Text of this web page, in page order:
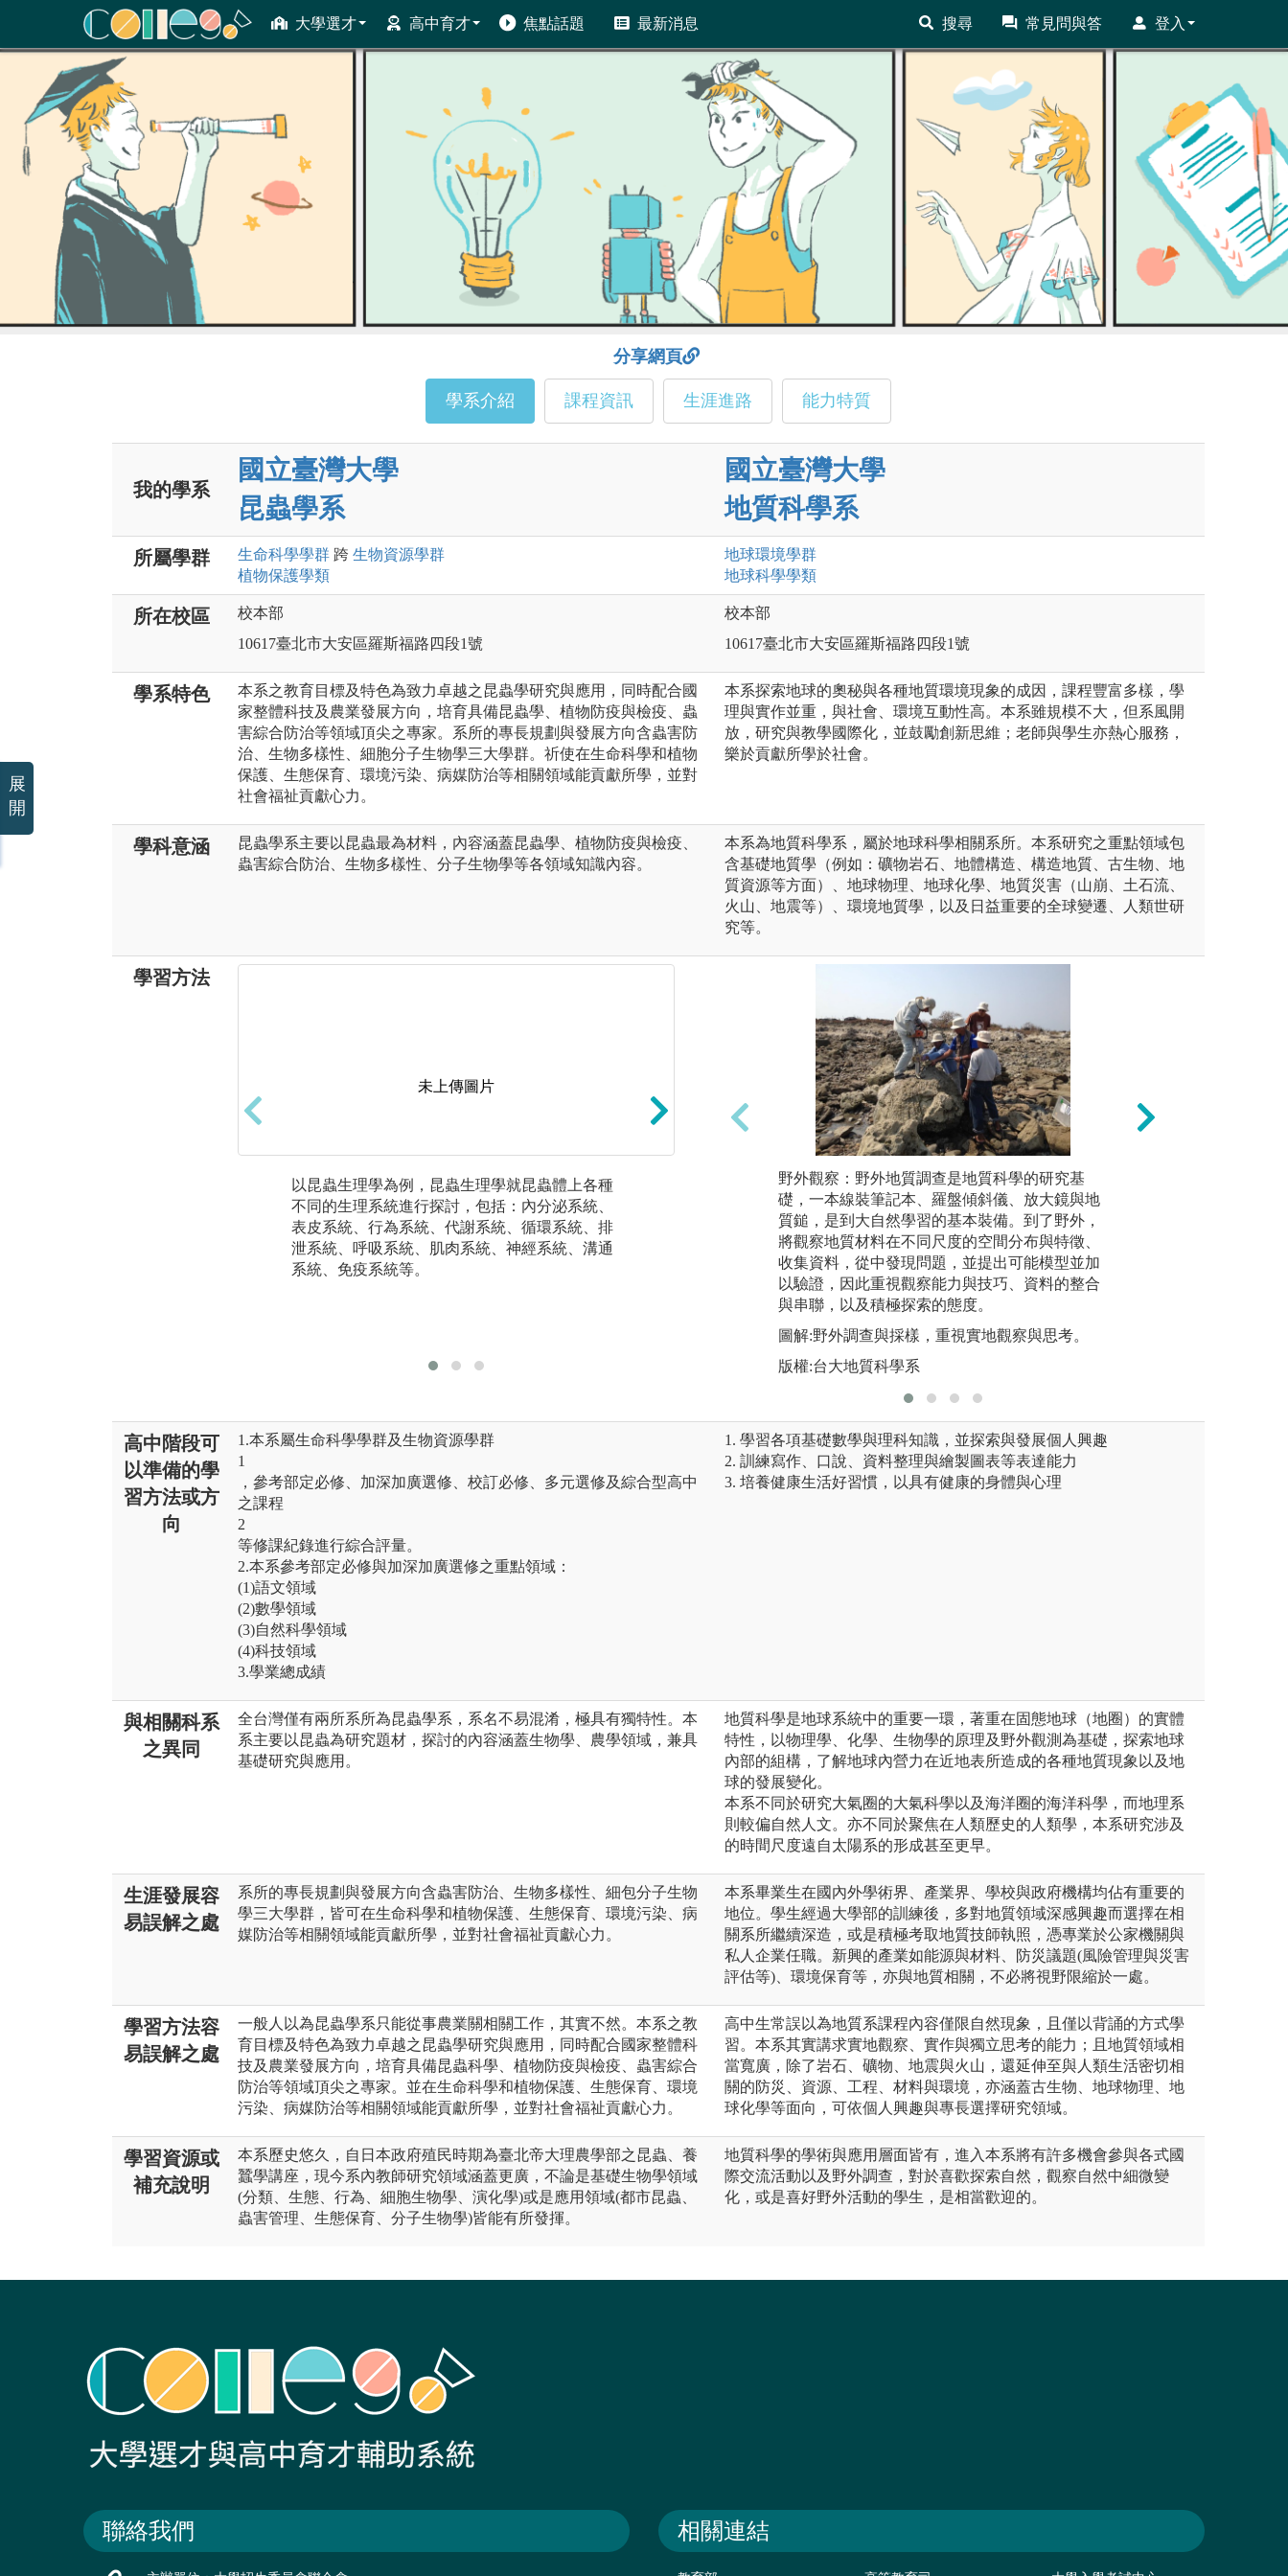
大學選才 高中育才 焦點話題 最新消息 搜尋 常見問與答 登入
ColleGo! 大學選才與高中育才輔助系統
分享網頁
學系介紹 課程資訊 生涯進路 能力特質
我的學系
國立臺灣大學
昆蟲學系
國立臺灣大學
地質科學系
所屬學群 生命科學學群 跨 生物資源學群
植物保護學類
地球環境學群
地球科學學類
所在校區
校本部
10617臺北市大安區羅斯福路四段1號
校本部
10617臺北市大安區羅斯福路四段1號
學系特色
本系之教育目標及特色為致力卓越之昆蟲學研究與應用，同時配合國
家整體科技及農業發展方向，培育具備昆蟲學、植物防疫與檢疫、蟲
害綜合防治等領域頂尖之專家。系所的專長規劃與發展方向含蟲害防
治、生物多樣性、細胞分子生物學三大學群。祈使在生命科學和植物
保護、生態保育、環境污染、病媒防治等相關領域能貢獻所學，並對
社會福祉貢獻心力。
本系探索地球的奧秘與各種地質環境現象的成因，課程豐富多樣，學
理與實作並重，與社會、環境互動性高。本系雖規模不大，但系風開
放，研究與教學國際化，並鼓勵創新思維；老師與學生亦熱心服務，
樂於貢獻所學於社會。
學科意涵
昆蟲學系主要以昆蟲最為材料，內容涵蓋昆蟲學、植物防疫與檢疫、
蟲害綜合防治、生物多樣性、分子生物學等各領域知識內容。
本系為地質科學系，屬於地球科學相關系所。本系研究之重點領域包
含基礎地質學（例如：礦物岩石、地體構造、構造地質、古生物、地
質資源等方面）、地球物理、地球化學、地質災害（山崩、土石流、
火山、地震等）、環境地質學，以及日益重要的全球變遷、人類世研
究等。
學習方法
未上傳圖片
以昆蟲生理學為例，昆蟲生理學就昆蟲體上各種
不同的生理系統進行探討，包括：內分泌系統、
表皮系統、行為系統、代謝系統、循環系統、排
泄系統、呼吸系統、肌肉系統、神經系統、溝通
系統、免疫系統等。
未上傳圖片
生態、昆蟲分類、行為、保育領域中以昆蟲分類
學為例，內容為認識各目昆蟲科級分類系統及其
形態、生態、行為等分類相關內容；並簡介系統
分類學入門課題。實習課程配合講演進度及內
容，認識各目昆蟲重要的科及其標本採集、保存
和製作技術，並安排野外採集或參訪。
野外觀察：野外地質調查是地質科學的研究基
礎，一本線裝筆記本、羅盤傾斜儀、放大鏡與地
質鎚，是到大自然學習的基本裝備。到了野外，
將觀察地質材料在不同尺度的空間分布與特徵、
收集資料，從中發現問題，並提出可能模型並加
以驗證，因此重視觀察能力與技巧、資料的整合
與串聯，以及積極探索的態度。
圖解:野外調查與採樣，重視實地觀察與思考。
版權:台大地質科學系
高中階段可
以準備的學
習方法或方
向
1.本系屬生命科學學群及生物資源學群
1
，參考部定必修、加深加廣選修、校訂必修、多元選修及綜合型高中
之課程
2
等修課紀錄進行綜合評量。
2.本系參考部定必修與加深加廣選修之重點領域：
(1)語文領域
(2)數學領域
(3)自然科學領域
(4)科技領域
3.學業總成績
1. 學習各項基礎數學與理科知識，並探索與發展個人興趣
2. 訓練寫作、口說、資料整理與繪製圖表等表達能力
3. 培養健康生活好習慣，以具有健康的身體與心理
與相關科系
之異同
全台灣僅有兩所系所為昆蟲學系，系名不易混淆，極具有獨特性。本
系主要以昆蟲為研究題材，探討的內容涵蓋生物學、農學領域，兼具
基礎研究與應用。
地質科學是地球系統中的重要一環，著重在固態地球（地圈）的實體
特性，以物理學、化學、生物學的原理及野外觀測為基礎，探索地球
內部的組構，了解地球內營力在近地表所造成的各種地質現象以及地
球的發展變化。
本系不同於研究大氣圈的大氣科學以及海洋圈的海洋科學，而地理系
則較偏自然人文。亦不同於聚焦在人類歷史的人類學，本系研究涉及
的時間尺度遠自太陽系的形成甚至更早。
生涯發展容
易誤解之處
系所的專長規劃與發展方向含蟲害防治、生物多樣性、細包分子生物
學三大學群，皆可在生命科學和植物保護、生態保育、環境污染、病
媒防治等相關領域能貢獻所學，並對社會福祉貢獻心力。
本系畢業生在國內外學術界、產業界、學校與政府機構均佔有重要的
地位。學生經過大學部的訓練後，多對地質領域深感興趣而選擇在相
關系所繼續深造，或是積極考取地質技師執照，憑專業於公家機關與
私人企業任職。新興的產業如能源與材料、防災議題(風險管理與災害
評估等)、環境保育等，亦與地質相關，不必將視野限縮於一處。
學習方法容
易誤解之處
一般人以為昆蟲學系只能從事農業關相關工作，其實不然。本系之教
育目標及特色為致力卓越之昆蟲學研究與應用，同時配合國家整體科
技及農業發展方向，培育具備昆蟲科學、植物防疫與檢疫、蟲害綜合
防治等領域頂尖之專家。並在生命科學和植物保護、生態保育、環境
污染、病媒防治等相關領域能貢獻所學，並對社會福祉貢獻心力。
高中生常誤以為地質系課程內容僅限自然現象，且僅以背誦的方式學
習。本系其實講求實地觀察、實作與獨立思考的能力；且地質領域相
當寬廣，除了岩石、礦物、地震與火山，還延伸至與人類生活密切相
關的防災、資源、工程、材料與環境，亦涵蓋古生物、地球物理、地
球化學等面向，可依個人興趣與專長選擇研究領域。
學習資源或
補充說明
本系歷史悠久，自日本政府殖民時期為臺北帝大理農學部之昆蟲、養
蠶學講座，現今系內教師研究領域涵蓋更廣，不論是基礎生物學領域
(分類、生態、行為、細胞生物學、演化學)或是應用領域(都市昆蟲、
蟲害管理、生態保育、分子生物學)皆能有所發揮。
地質科學的學術與應用層面皆有，進入本系將有許多機會參與各式國
際交流活動以及野外調查，對於喜歡探索自然，觀察自然中細微變
化，或是喜好野外活動的學生，是相當歡迎的。
聯絡我們 相關連結
展
開